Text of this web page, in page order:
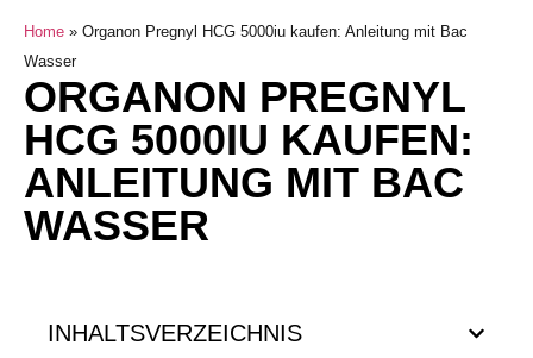
Home » Organon Pregnyl HCG 5000iu kaufen: Anleitung mit Bac
Wasser
ORGANON PREGNYL
HCG 5000IU KAUFEN:
ANLEITUNG MIT BAC
WASSER
INHALTSVERZEICHNIS